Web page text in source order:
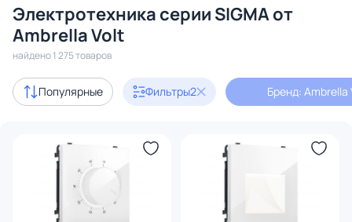
Электротехника серии SIGMA от
Ambrella Volt
найдено 1 275 товаров
Популярные Фильтры2 Бренд: Ambrella
Розетки Рамки Выключатели Трансформаторы
В наличии 92
Бренд 1